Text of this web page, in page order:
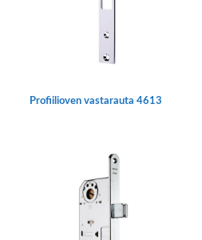
Profiilioven vastarauta 4613